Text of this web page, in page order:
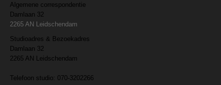
Algemene correspondentie
Damlaan 32
2265 AN Leidschendam
Studioadres & Bezoekadres
Damlaan 32
2265 AN Leidschendam
Telefoon studio: 070-3202266